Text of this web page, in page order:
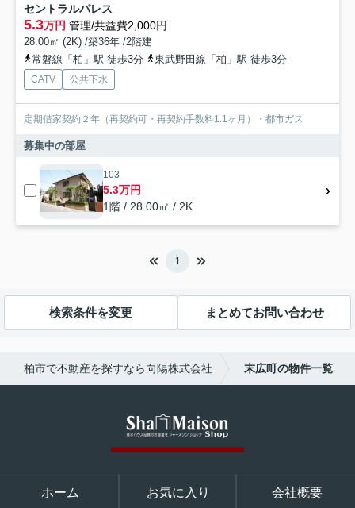
セントラルパレス
5.3万円 管理/共益費2,000円
28.00㎡ (2K) /築36年 /2階建
常磐線「柏」駅 徒歩3分
東武野田線「柏」駅 徒歩3分
CATV 公共下水
定期借家契約２年（再契約可・再契約手数料1.1ヶ月）・都市ガス
募集中の部屋
103
5.3万円
1階 / 28.00㎡ / 2K
1
検索条件を変更 まとめてお問い合わせ
柏市で不動産を探すなら向陽株式会社 末広町の物件一覧
ホーム お気に入り 会社概要